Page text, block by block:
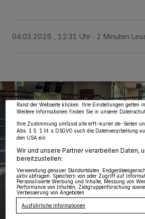
04.03.2026 , 12:31 Uhr 2 Minuten
möglicherweise nicht mehr so relevant für Sie. Sie
wieder aufrufen, um Ihre Einstellungen zu ändern
widerrufen, indem Sie auf den Link Einstellungen oder
Rand der Webseite klicken. Ihre Einstellungen gelten
Weitere Informationen finden Sie in unserer
Ihre Zustimmung umfasst alle erft-kurier.de-Seiten
Abs. 1 S. 1 lit. a DSGVO auch die Datenverarbeitung
den USA ein.
Wir und unsere Partner verarbeiten Daten,
bereitzustellen:
Verwendung genauer Standortdaten.
aktiv abfragen. Speichern von oder Zugriff auf
Personalisierte Werbung und Inhalte, Messung von
Performance von Inhalten, Zielgruppenforschung
Verbesserung von Angeboten.
Ausführliche Informationen